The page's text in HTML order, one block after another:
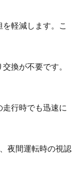
軽減します。こ
換が不要です。
行時でも迅速に
夜間運転時の視認